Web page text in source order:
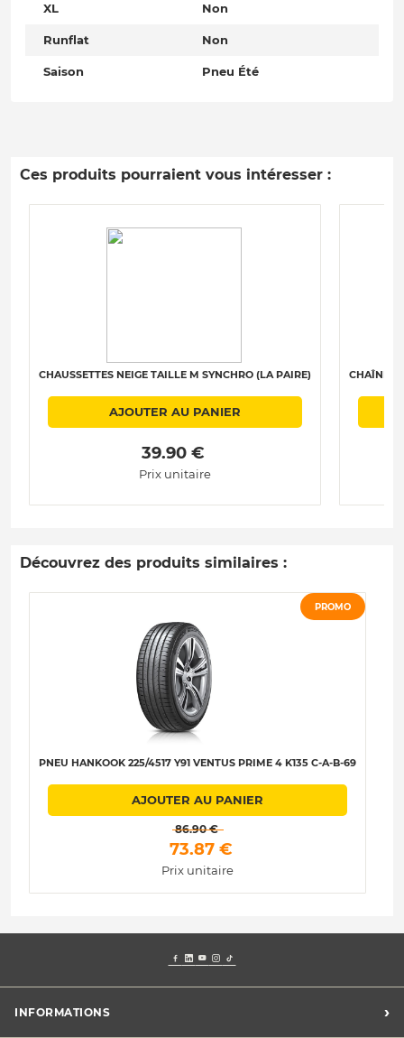
XL Non
Runflat Non
Saison Pneu Été
Ces produits pourraient vous intéresser :
CHAUSSETTES NEIGE TAILLE M SYNCHRO (LA PAIRE)
AJOUTER AU PANIER
39.90 €
Prix unitaire
CHAÎNES
Découvrez des produits similaires :
PROMO
PNEU HANKOOK 225/4517 Y91 VENTUS PRIME 4 K135 C-A-B-69
AJOUTER AU PANIER
86.90 €
73.87 €
Prix unitaire
INFORMATIONS ›